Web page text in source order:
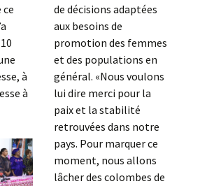
ce
à
à
de décisions adaptées
aux besoins de
promotion des femmes
et des populations en
général. «Nous voulons
lui dire merci pour la
paix et la stabilité
retrouvées dans notre
pays. Pour marquer ce
moment, nous allons
lâcher des colombes de